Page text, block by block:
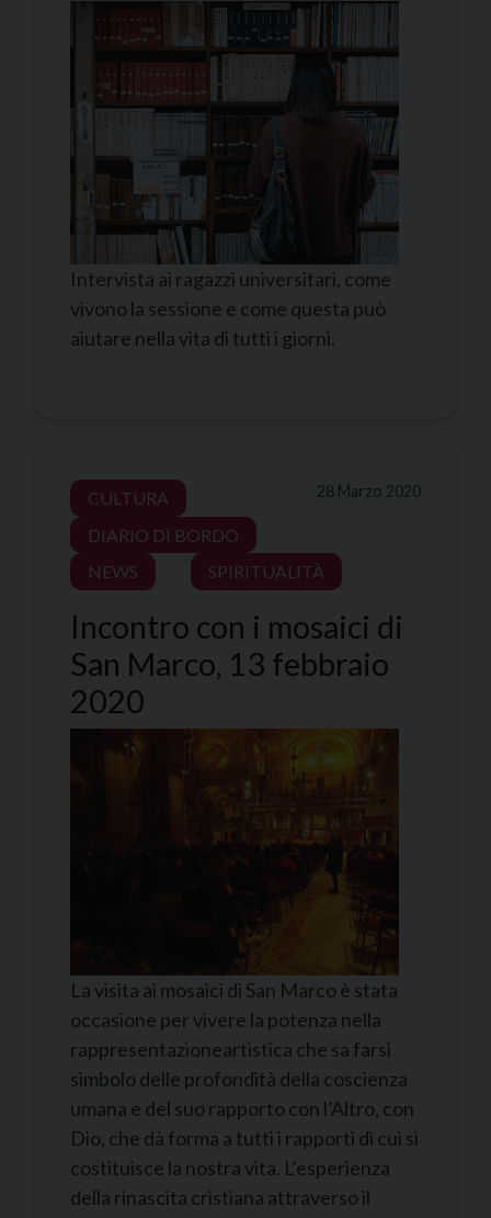
Intervista ai ragazzi universitari, come
vivono la sessione e come questa può
aiutare nella vita di tutti i giorni.
28 Marzo 2020
CULTURA
DIARIO DI BORDO
NEWS
SPIRITUALITÀ
Incontro con i mosaici di
San Marco, 13 febbraio
2020
La visita ai mosaici di San Marco è stata
occasione per vivere la potenza nella
rappresentazioneartistica che sa farsi
simbolo delle profondità della coscienza
umana e del suo rapporto con l’Altro, con
Dio, che dà forma a tutti i rapporti di cui si
costituisce la nostra vita. L’esperienza
della rinascita cristiana attraverso il